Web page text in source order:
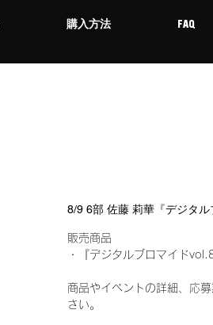
購入方法 FAQ
8/9 6部 佐藤 莉華『デジタ
販売商品
・『デジタルブロマイド
商品やイベントの詳細、応
さい。